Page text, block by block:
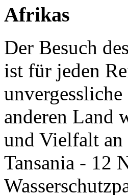
Afrikas
Der Besuch
ist für jeden
anderen Land
und Vielfalt an
Tansania - 12